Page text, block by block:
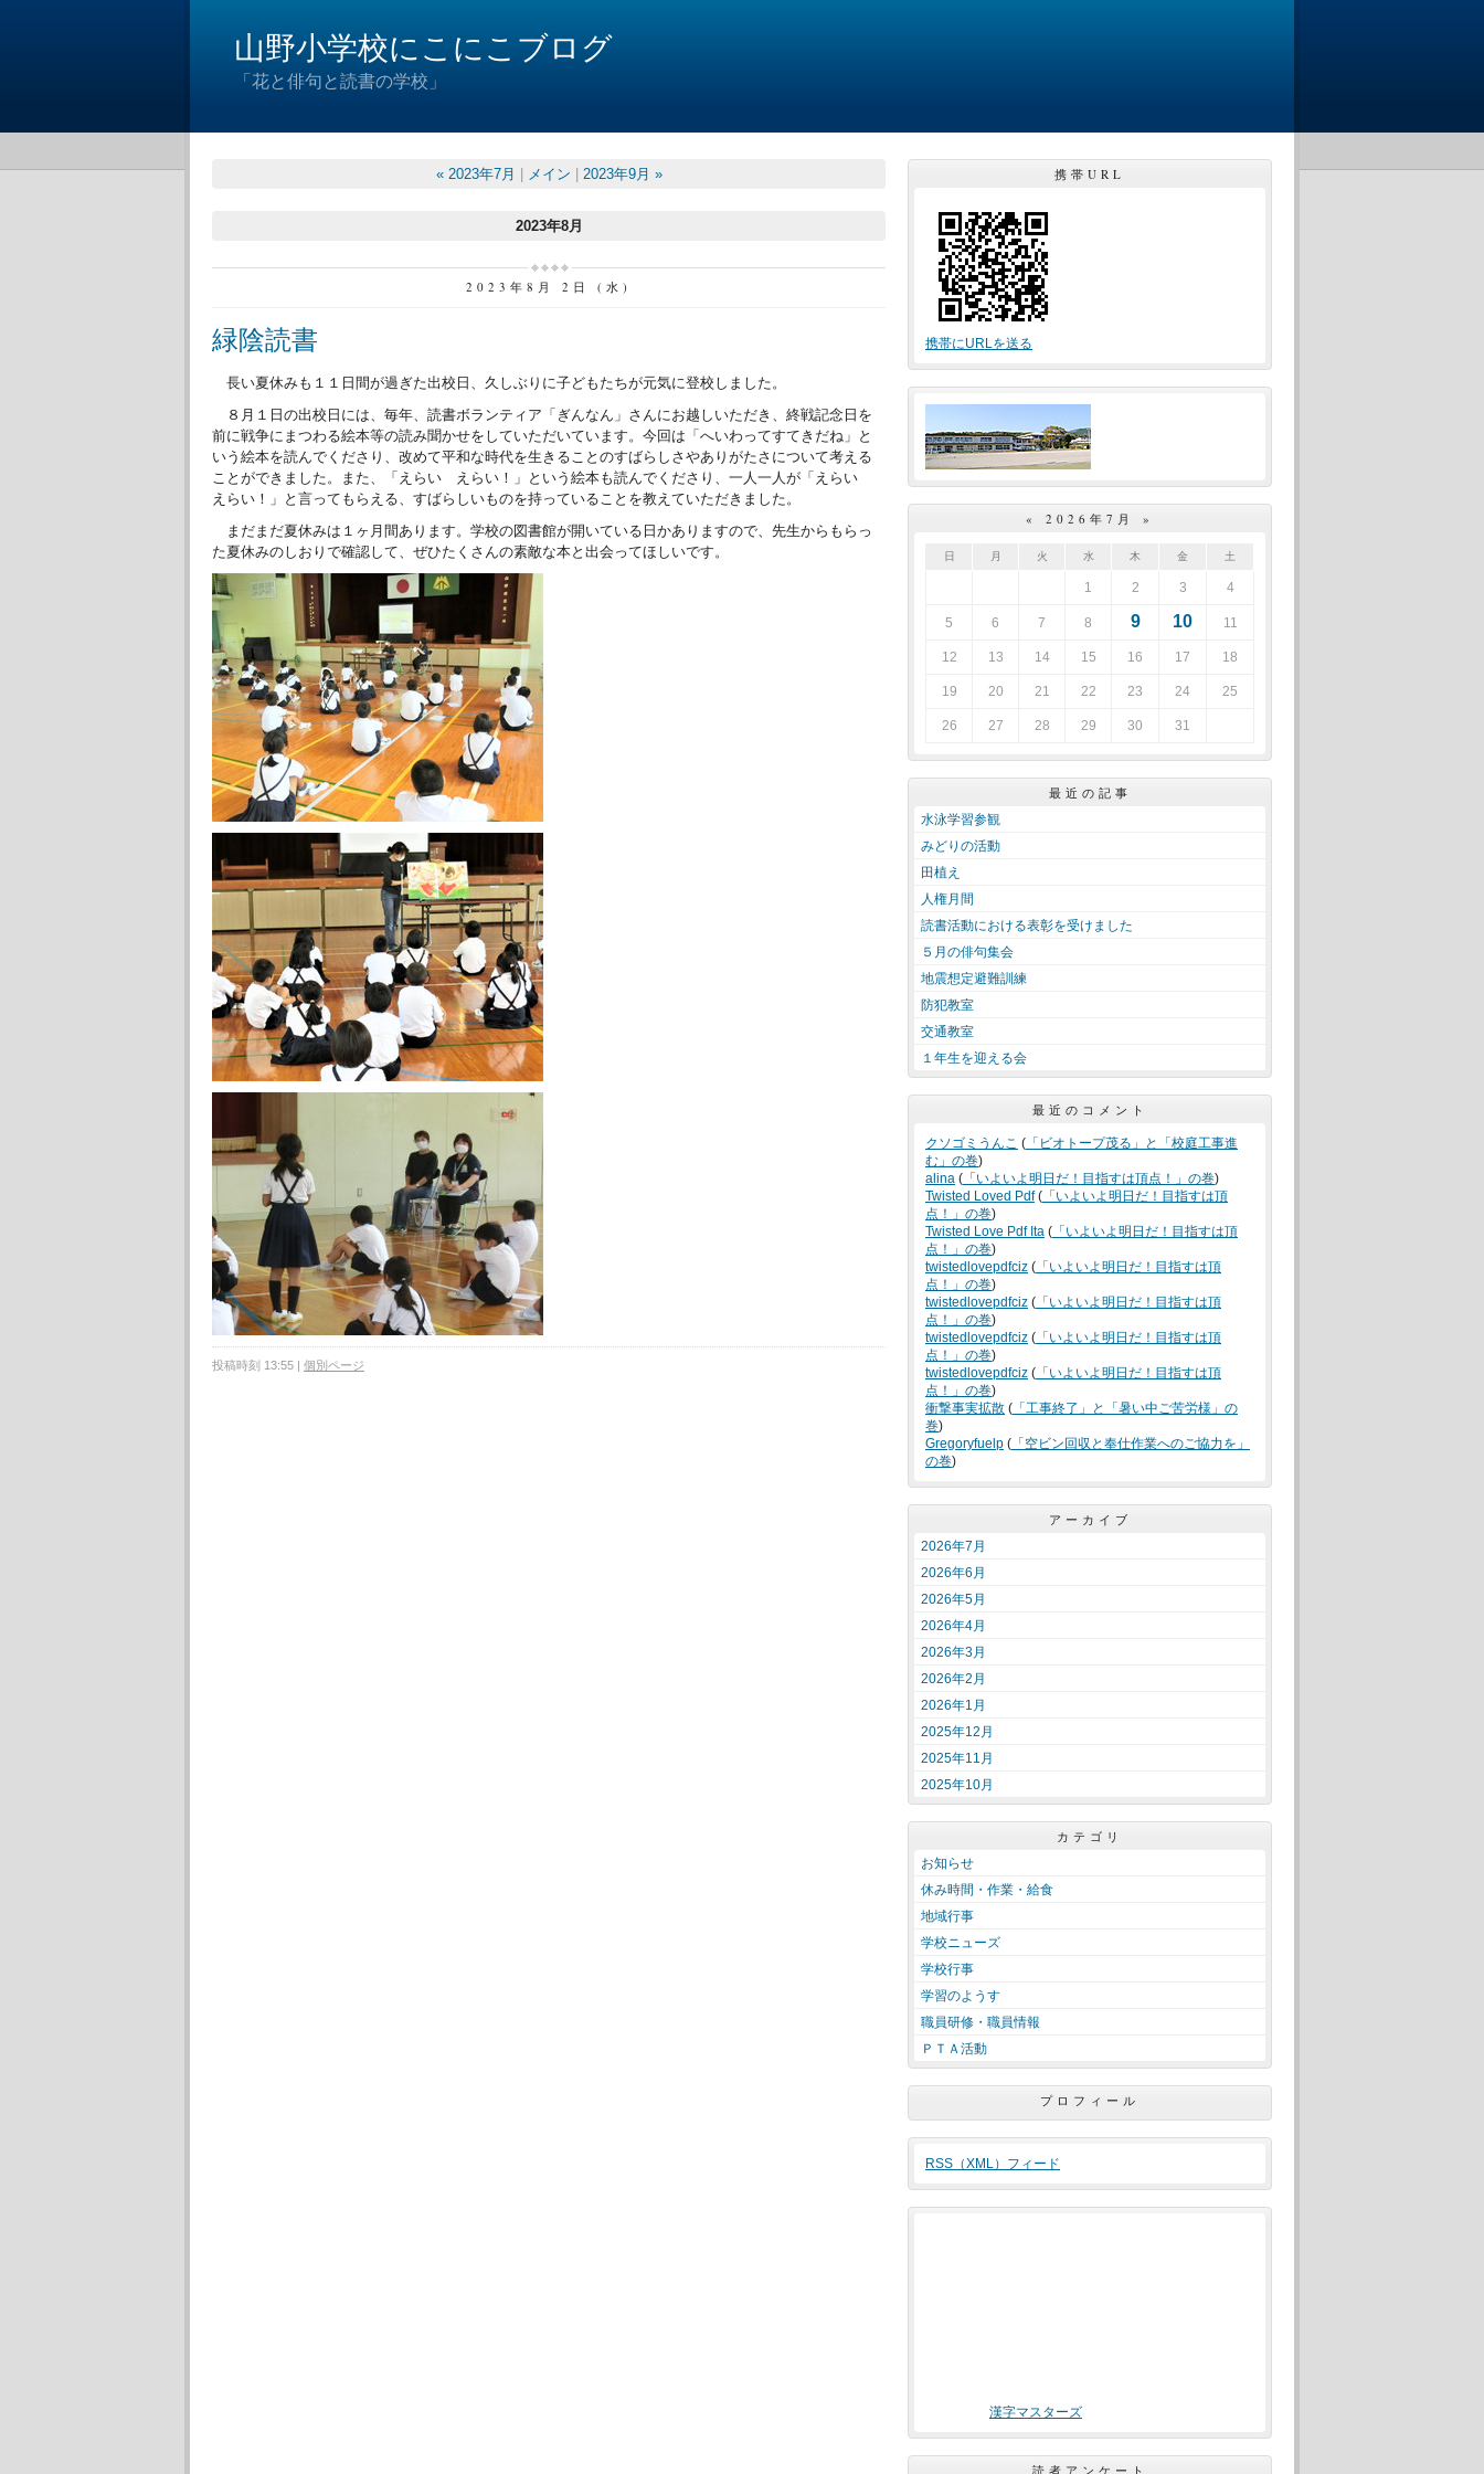
山野小学校にこにこブログ
「花と俳句と読書の学校」
« 2023年7月 メイン 2023年9月 »
2023年8月
2023年8月 2日 (水)
緑陰読書
長い夏休みも１１日間が過ぎた出校日、久しぶりに子どもたちが元気に登校しました。
８月１日の出校日には、毎年、読書ボランティア「ぎんなん」さんにお越しいただき、終戦記念日を
前に戦争にまつわる絵本等の読み聞かせをしていただいています。今回は「へいわってすてきだね」と
いう絵本を読んでくださり、改めて平和な時代を生きることのすばらしさやありがたさについて考える
ことができました。また、「えらい えらい！」という絵本も読んでくださり、一人一人が「えらい
えらい！」と言ってもらえる、すばらしいものを持っていることを教えていただきました。
まだまだ夏休みは１ヶ月間あります。学校の図書館が開いている日かありますので、先生からもらっ
た夏休みのしおりで確認して、ぜひたくさんの素敵な本と出会ってほしいです。
投稿時刻 13:55 | 個別ページ
携帯URL
携帯にURLを送る
« 2026年7月 »
日 月 火 水 木 金 土
1 2 3 4
5 6 7 8 9 10 11
12 13 14 15 16 17 18
19 20 21 22 23 24 25
26 27 28 29 30 31
最近の記事
水泳学習参観
みどりの活動
田植え
人権月間
読書活動における表彰を受けました
５月の俳句集会
地震想定避難訓練
防犯教室
交通教室
１年生を迎える会
最近のコメント
クソゴミうんこ ( 「ビオトープ茂る」と「校庭工事進
む」の巻)
alina ( 「いよいよ明日だ！目指すは頂点！」の巻)
Twisted Loved Pdf( 「いよいよ明日だ！目指すは頂
点！」の巻)
Twisted Love Pdf Ita ( 「いよいよ明日だ！目指すは頂
点！」の巻)
twistedlovepdfciz ( 「いよいよ明日だ！目指すは頂
点！」の巻)
twistedlovepdfciz ( 「いよいよ明日だ！目指すは頂
点！」の巻)
twistedlovepdfciz ( 「いよいよ明日だ！目指すは頂
点！」の巻)
twistedlovepdfciz ( 「いよいよ明日だ！目指すは頂
点！」の巻)
衝撃事実拡散 ( 「工事終了」と「暑い中ご苦労様」の
巻)
Gregoryfuelp ( 「空ビン回収と奉仕作業へのご協力を」
の巻)
アーカイブ
2026年7月
2026年6月
2026年5月
2026年4月
2026年3月
2026年2月
2026年1月
2025年12月
2025年11月
2025年10月
カテゴリ
お知らせ
休み時間・作業・給食
地域行事
学校ニューズ
学校行事
学習のようす
職員研修・職員情報
ＰＴＡ活動
プロフィール
RSS（XML）フィード
漢字マスターズ
読者アンケート